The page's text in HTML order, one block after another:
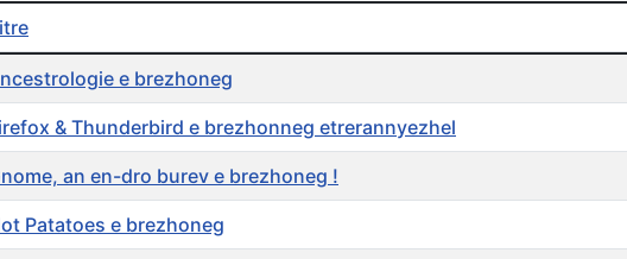
e brezhoneg
& Thunderbird e brezhonneg etrerannyezhel
an en-dro burev e brezhoneg !
Patatoes e brezhoneg